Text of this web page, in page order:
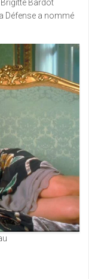
Bardot
Défense a nommé